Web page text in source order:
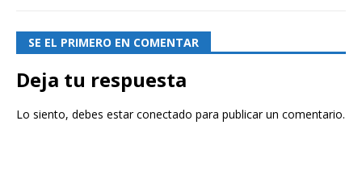
SE EL PRIMERO EN COMENTAR
Deja tu respuesta
Lo siento, debes estarconectado para publicar un comentario.